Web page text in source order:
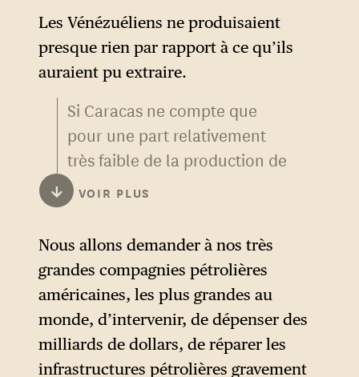
Les Vénézuéliens ne produisaient
presque rien par rapport à ce qu’ils
auraient pu extraire.
Si Caracas ne compte que
pour une part relativement
très faible de la production de
brut mondiale, les sols
inexploités du pays
contiennent un potentiel
considérable.
↓ VOIR PLUS
Nous allons demander à nos très
grandes compagnies pétrolières
américaines, les plus grandes au
monde, d’intervenir, de dépenser des
milliards de dollars, de réparer les
infrastructures pétrolières gravement